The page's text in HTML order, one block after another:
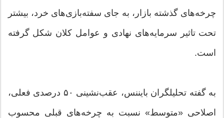
چرخه‌های گذشته بازار، به جای سفته‌بازی‌های خرد، بیشتر
تحت تاثیر سرمایه‌های نهادی و عوامل کلان شکل گرفته
است.
به گفته تحلیلگران بایننس، عقب‌نشینی ۵۰ درصدی فعلی،
اصلاحی «متوسط» ‌نسبت به چرخه‌های قبلی محسوب